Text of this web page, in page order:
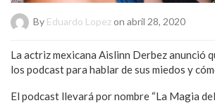
By Eduardo Lopezon abril 28, 2020
La actriz mexicana Aislinn Derbez anunció
los podcast para hablar de sus miedos y
El podcast llevará por nombre “La Magia del